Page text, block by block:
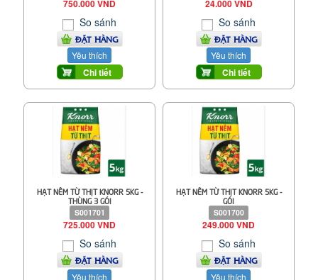
750.000 VND
So sánh
ĐẶT HÀNG
Yêu thích
Chi tiết
24.000 VND
So sánh
ĐẶT HÀNG
Yêu thích
Chi tiết
HẠT NÊM TỪ THỊT KNORR 5KG -
THÙNG 3 GÓI
S001701
725.000 VND
So sánh
ĐẶT HÀNG
Yêu thích
HẠT NÊM TỪ THỊT KNORR 5KG -
GÓI
S001700
249.000 VND
So sánh
ĐẶT HÀNG
Yêu thích